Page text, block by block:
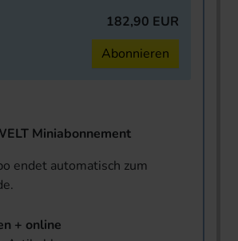
182,90 EUR
Abonnieren
Miniabonnement
endet automatisch zum
+ online